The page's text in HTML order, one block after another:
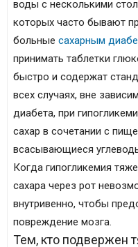
воды с несколькими
которых часто бывают
больные сахарным
принимать таблетки
быстро и содержат
всех случаях, вне
диабета, при
сахар в сочетании с
всасывающиеся
Когда гипогликемия
сахара через рот
внутривенно, чтобы
повреждение мозга.
Тем, кто подвержен